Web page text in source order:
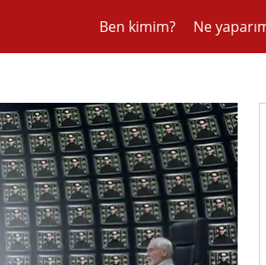
Ben kimim? Ne